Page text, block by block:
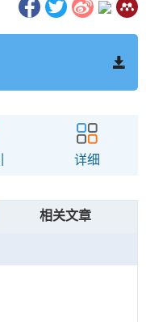
详细
相关文章